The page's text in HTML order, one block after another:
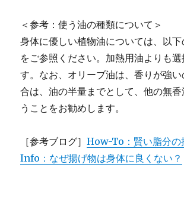
＜参考：使う油の種類について＞
身体に優しい植物油については、以
をご参照ください。加熱用油よりも
す。なお、オリーブ油は、香りが強
合は、油の半量までとして、他の無
うことをお勧めします。
［参考ブログ］How-To：賢い脂分の
Info：なぜ揚げ物は身体に良くない？